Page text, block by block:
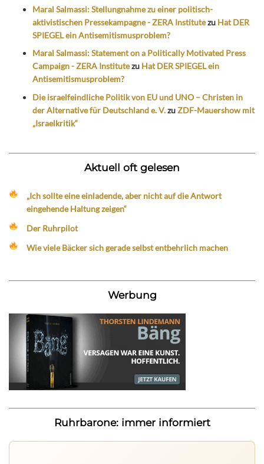
Maral Salmassi: Stellungnahme zu einer politisch-
aktivistischen Pressekampagne - ZERA Institutezu Hat DER
SPIEGEL ein Antisemitismusproblem?
Maral Salmassi: Statement on a Politically Motivated Press
Campaign - ZERA Institutezu Hat DER SPIEGEL ein
Antisemitismusproblem?
Die israelfeindliche Politik von EU und UNO – Christen in
der Alternative für Deutschland e. V.zuZDF-Mauershow mit
„Israelkritik“
Aktuell oft gelesen
„Ich sollte eine einladende, aber nicht auf die Antwort
eingehende Haltung zeigen“
Der Ruhrpilot
Wie viele Bäcker sich gerade selbst entbehrlich machen
Werbung
Ruhrbarone: immer informiert